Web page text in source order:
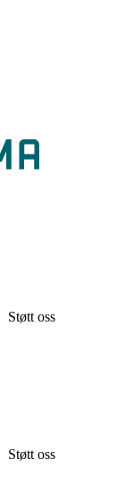
Støtt oss
Støtt oss